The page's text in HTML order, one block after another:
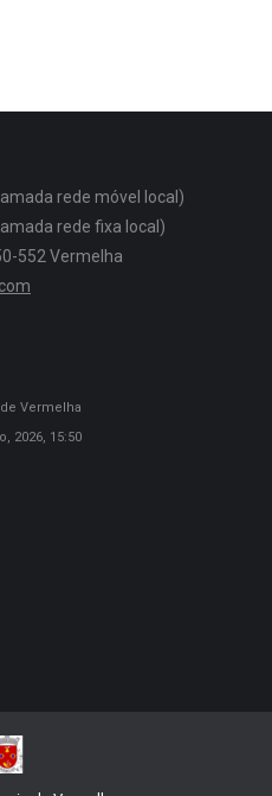
rede móvel local)
rede fixa local)
552 Vermelha
Vermelha
2026, 15:50